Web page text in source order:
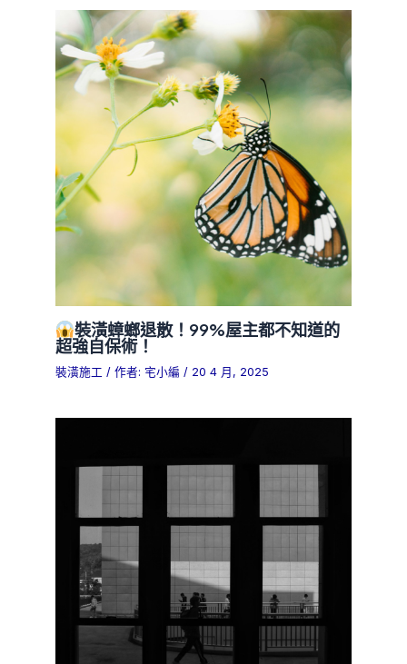
裝潢蟑螂退散！99%屋主都不知道的
超強自保術！
裝潢施工 / 作者: 宅小編 / 20 4 月, 2025